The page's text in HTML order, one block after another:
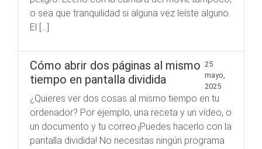
o sea que tranquilidad si alguna vez leíste alguno.
El […]
Cómo abrir dos páginas al mismo
tiempo en pantalla dividida
25
mayo,
2025
¿Quieres ver dos cosas al mismo tiempo en tu
ordenador? Por ejemplo, una receta y un vídeo, o
un documento y tu correo.¡Puedes hacerlo con la
pantalla dividida! No necesitas ningún programa